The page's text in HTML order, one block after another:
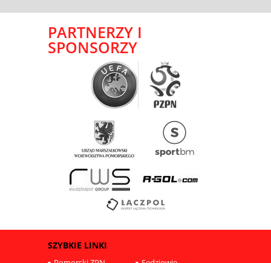
PARTNERZY I
SPONSORZY
SZYBKIE LINKI